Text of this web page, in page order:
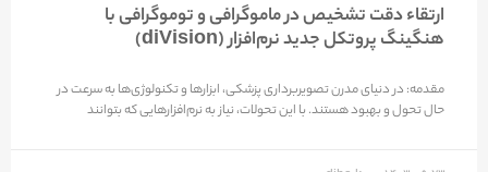
ارتقاء دقت تشخیص در ماموگرافی و توموگرافی با
هنگینگ پروتکل جدید نرم‌افزار (diVision)
مقدمه: در دنیای مدرن تصویربرداری پزشکی، ابزارها و تکنولوژی‌ها به سرعت در
حال تحول و بهبود هستند. با این تحولات، نیاز به نرم‌افزارهایی که بتوانند